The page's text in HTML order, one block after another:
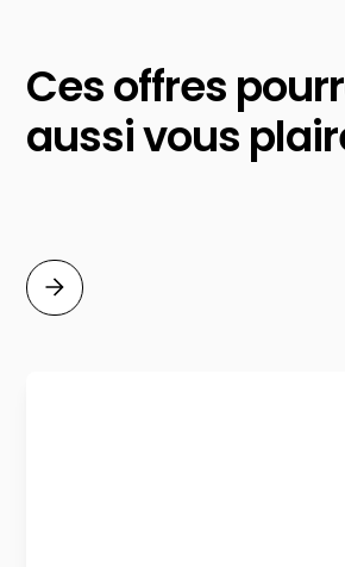
Ces offres
aussi vous